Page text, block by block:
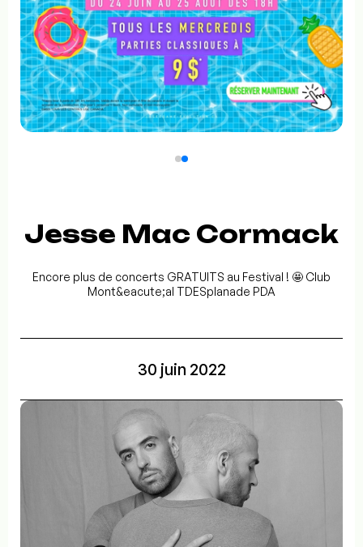
Jesse Mac Cormack
Encore plus de concerts GRATUITS au Festival ! 🤩 Club
Mont&eacute;al TDESplanade PDA
30 juin 2022